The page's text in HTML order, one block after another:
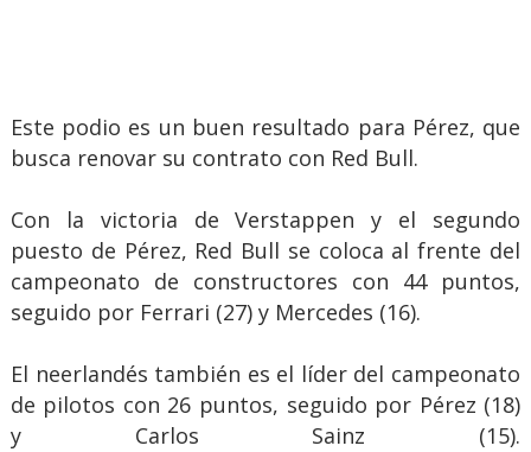
Este podio es un buen resultado para Pérez, que
busca renovar su contrato con Red Bull.
Con la victoria de Verstappen y el segundo
puesto de Pérez, Red Bull se coloca al frente del
campeonato de constructores con 44 puntos,
seguido por Ferrari (27) y Mercedes (16).
El neerlandés también es el líder del campeonato
de pilotos con 26 puntos, seguido por Pérez (18)
y Carlos Sainz (15).